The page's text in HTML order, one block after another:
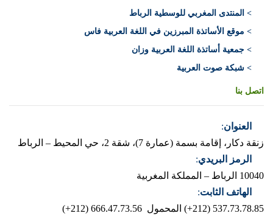
> المنتدى المغربي للوسطية الرباط
> موقع الأساتذة المبرزين في اللغة العربية فاس
> جمعية أساتذة اللغة العربية وزان
> شبكة صوت العربية
اتصل بنا
العنوان:
زنقة دكار، إقامة بسمة (عمارة 7)، شقة 2، حي المحيط – الرباط
الرمز البريدي:
10040 الرباط – المملكة المغربية
الهاتف الثابت:
537.73.78.85 (212+)
المحمول 666.47.73.56 (212+)